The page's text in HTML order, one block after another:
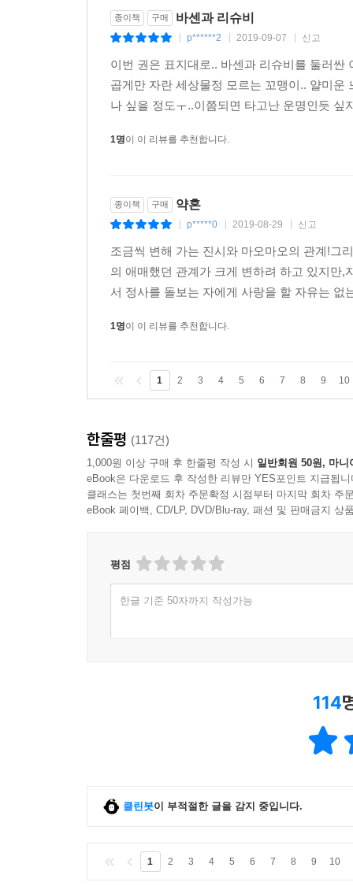
종이책 구매 바센과 리슈비
p******2 2019-09-07 신고
이번 권은 표지대로.. 바센과 리슈비를 둘러
곱게만 자란 세상물정 모르는 꼬맹이.. 얄미
나 싶을 정도ㅜ..이쯤되면 타고난 운명인듯
1명이 이 리뷰를 추천합니다.
종이책 구매 약혼
p*****0 2019-08-29 신고
조금씩 변해 가는 진시와 마오마오의 관계!그
의 애매했던 관계가 크게 변하려 하고 있지만
서 정사를 돌보는 자에게 사랑을 할 자유는
1명이 이 리뷰를 추천합니다.
1 2 3 4 5 6 7 8 9 10
한줄평 (117건)
1,000원 이상 구매 후 한줄평 작성 시 일반회원 50원, 마니
eBook은 다운로드 후 작성한 리뷰만 YES포인트 지급됩니
클래스는 첫번째 회차 주문확정 시점부터 마지막 회차 주
eBook 페이백, CD/LP, DVD/Blu-ray, 패션 및 판매금지 상
평점
한글 기준 50자까지 작성가능
114
클린봇이 부적절한 글을 감지 중입니다.
1 2 3 4 5 6 7 8 9 10